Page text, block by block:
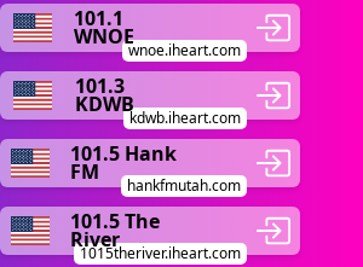
101.1
WNOE
wnoe.iheart.com
101.3
KDWB
kdwb.iheart.com
101.5 Hank
FM
hankfmutah.com
101.5 The
River
1015theriver.iheart.com